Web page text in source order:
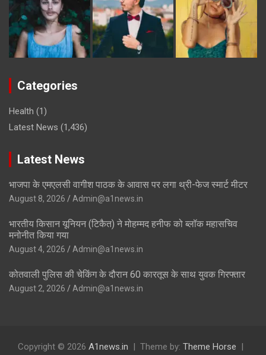
Categories
Health (1)
Latest News (1,436)
Latest News
भाजपा के एमएलसी वागीश पाठक के आवास पर लगा थ्री-फेज स्मार्ट मीटर
August 8, 2026 Admin@a1news.in
भारतीय किसान यूनियन (टिकैत) ने मोहम्मद हनीफ को ब्लॉक महासचिव
मनोनीत किया गया
August 4, 2026 Admin@a1news.in
कोतवाली पुलिस की चेकिंग के दौरान 60 कारतूस के साथ युवक गिरफ्तार
August 2, 2026 Admin@a1news.in
Copyright © 2026 A1news.in Theme by: Theme Horse